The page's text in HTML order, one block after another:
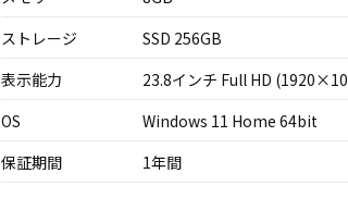
ストレージ
SSD 256GB
表示能力
23.8インチ Full HD
OS
Windows 11 Home 64bit
保証期間
1年間